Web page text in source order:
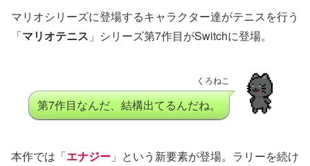
マリオシリーズに登場するキャラクター達がテニスを行う
「マリオテニス 」シリーズ第7作目がSwitchに登場。
くろねこ
第7作目なんだ、結構出てるんだね。
本作では「エナジー 」という新要素が登場。ラリーを続け